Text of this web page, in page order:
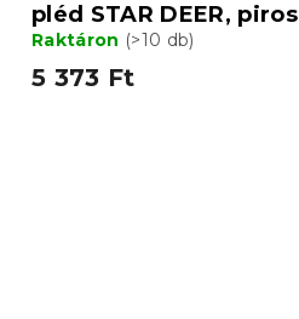
pléd STAR DEER, piros
Raktáron (>10 db)
5 373 Ft